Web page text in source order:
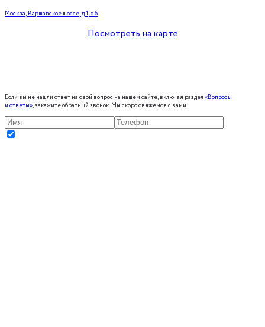
Москва, Варшавское шоссе, д.1, с.6
Посмотреть на карте
Если вы не нашли ответ на свой вопрос на нашем сайте, включая раздел «Вопросы
и ответы», закажите обратный звонок. Мы скоро свяжемся с вами.